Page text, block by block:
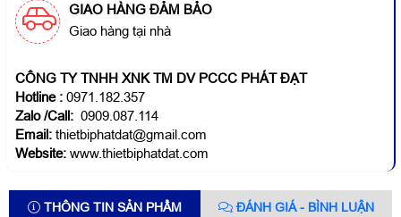
GIAO HÀNG ĐẢM BẢO
Giao hàng tại nhà
CÔNG TY TNHH XNK TM DV PCCC PHÁT ĐẠT
Hotline : 0971.182.357
Zalo /Call:0909.087.114
Email:thietbiphatdat@gmail.com
Website:www.thietbiphatdat.com
THÔNG TIN SẢN PHẨM ĐÁNH GIÁ - BÌNH LUẬN